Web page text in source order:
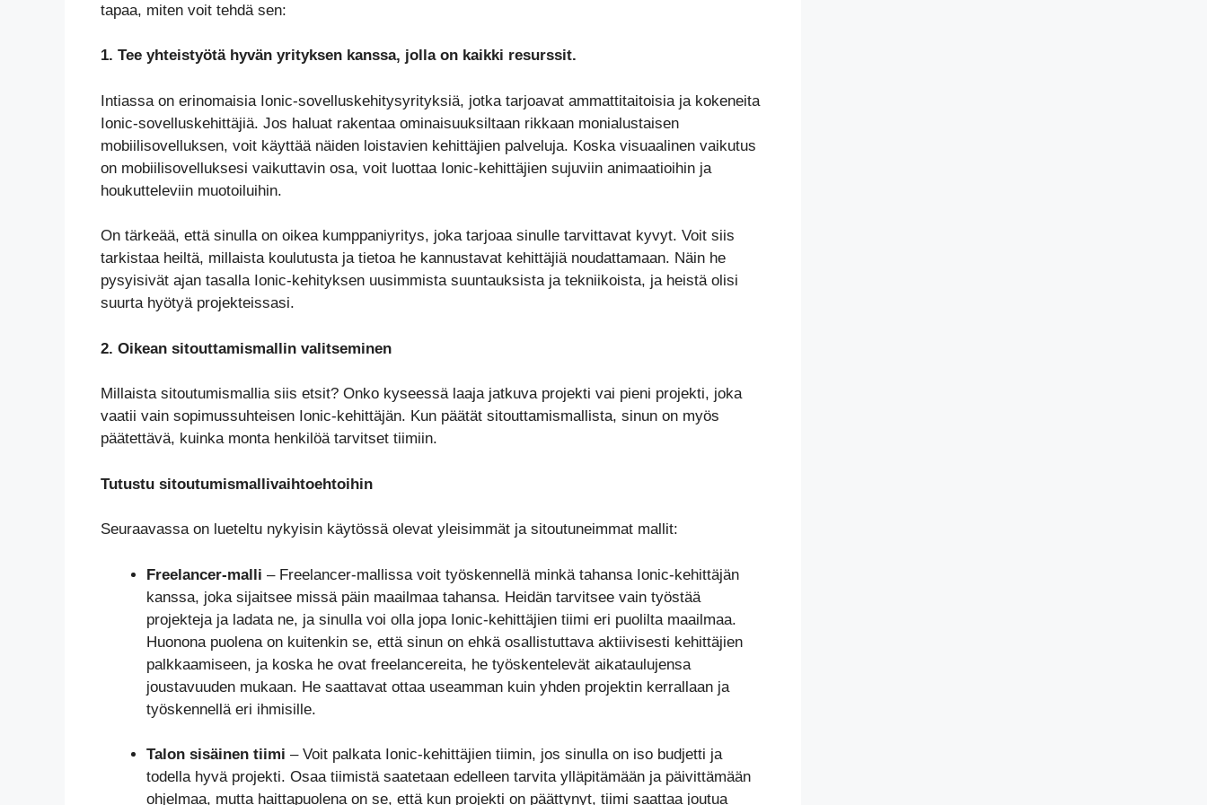
tapaa, miten voit tehdä sen:
1. Tee yhteistyötä hyvän yrityksen kanssa, jolla on kaikki resurssit.
Intiassa on erinomaisia Ionic-sovelluskehitysyrityksiä, jotka tarjoavat ammattitaitoisia ja kokeneita
Ionic-sovelluskehittäjiä. Jos haluat rakentaa ominaisuuksiltaan rikkaan monialustaisen
mobiilisovelluksen, voit käyttää näiden loistavien kehittäjien palveluja. Koska visuaalinen vaikutus
on mobiilisovelluksesi vaikuttavin osa, voit luottaa Ionic-kehittäjien sujuviin animaatioihin ja
houkutteleviin muotoiluihin.
On tärkeää, että sinulla on oikea kumppaniyritys, joka tarjoaa sinulle tarvittavat kyvyt. Voit siis
tarkistaa heiltä, millaista koulutusta ja tietoa he kannustavat kehittäjiä noudattamaan. Näin he
pysyisivät ajan tasalla Ionic-kehityksen uusimmista suuntauksista ja tekniikoista, ja heistä olisi
suurta hyötyä projekteissasi.
2. Oikean sitouttamismallin valitseminen
Millaista sitoutumismallia siis etsit? Onko kyseessä laaja jatkuva projekti vai pieni projekti, joka
vaatii vain sopimussuhteisen Ionic-kehittäjän. Kun päätät sitouttamismallista, sinun on myös
päätettävä, kuinka monta henkilöä tarvitset tiimiin.
Tutustu sitoutumismallivaihtoehtoihin
Seuraavassa on lueteltu nykyisin käytössä olevat yleisimmät ja sitoutuneimmat mallit:
Freelancer-malli – Freelancer-mallissa voit työskennellä minkä tahansa Ionic-kehittäjän
kanssa, joka sijaitsee missä päin maailmaa tahansa. Heidän tarvitsee vain työstää
projekteja ja ladata ne, ja sinulla voi olla jopa Ionic-kehittäjien tiimi eri puolilta maailmaa.
Huonona puolena on kuitenkin se, että sinun on ehkä osallistuttava aktiivisesti kehittäjien
palkkaamiseen, ja koska he ovat freelancereita, he työskentelevät aikataulujensa
joustavuuden mukaan. He saattavat ottaa useamman kuin yhden projektin kerrallaan ja
työskennellä eri ihmisille.
Talon sisäinen tiimi – Voit palkata Ionic-kehittäjien tiimin, jos sinulla on iso budjetti ja
todella hyvä projekti. Osaa tiimistä saatetaan edelleen tarvita ylläpitämään ja päivittämään
ohjelmaa, mutta haittapuolena on se, että kun projekti on päättynyt, tiimi saattaa joutua